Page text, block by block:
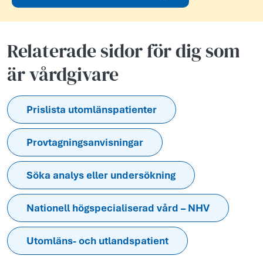
Relaterade sidor för dig som
är vårdgivare
Prislista utomlänspatienter
Provtagningsanvisningar
Söka analys eller undersökning
Nationell högspecialiserad vård – NHV
Utomläns- och utlandspatient